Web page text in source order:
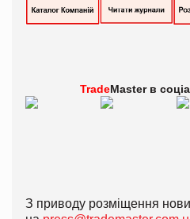
TradeMaster в
З приводу розміщення